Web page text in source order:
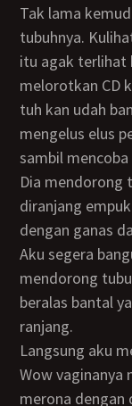
Tak lama kemudian rok hitam itu terlepas dari
tubuhnya.
itu agak terlihat
melorotkan CD
tuh kan udah
mengelus elus
sambil
Dia mendorong tubuhku dan akhirnya aku terbaring
diranjang
dengan ganas
Aku segera
mendorong
beralas bantal
ranjang.
Langsung aku mencopot CD G-string yang dia pakai.
Wow vaginanya
merona dengan